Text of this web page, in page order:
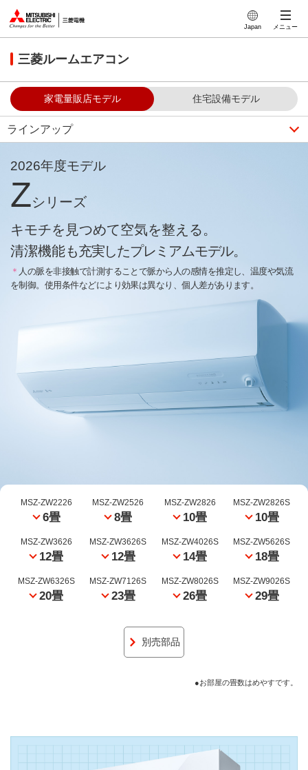
Japan メニュー
三菱ルームエアコン
家電量販店モデル 住宅設備モデル
ラインアップ
2026年度モデル
Zシリーズ
キモチを見つめて空気を整える。
清潔機能も充実したプレミアムモデル。
＊ 人の脈を非接触で計測することで脈から人の感情を推定し、 温度や気流
を制御。 使用条件などにより効果は異なり、個人差があります。
MSZ-ZW2226
6畳
MSZ-ZW2526
8畳
MSZ-ZW2826
10畳
MSZ-ZW2826S
10畳
MSZ-ZW3626
12畳
MSZ-ZW3626S
12畳
MSZ-ZW4026S
14畳
MSZ-ZW5626S
18畳
MSZ-ZW6326S
20畳
MSZ-ZW7126S
23畳
MSZ-ZW8026S
26畳
MSZ-ZW9026S
29畳
別売部品
●お部屋の畳数はめやすです。